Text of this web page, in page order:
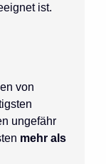
ist.
von
ungefähr
mehr als